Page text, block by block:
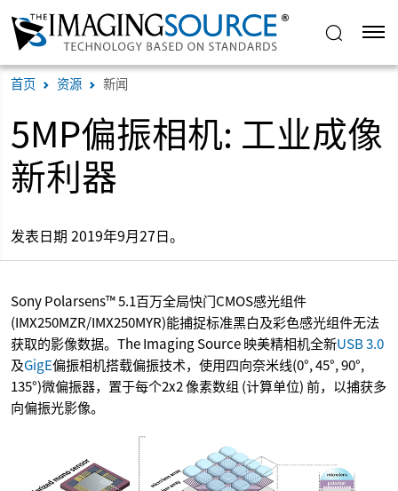
首页 资源 新闻
5MP偏振相机: 工业成像
新利器
发表日期 2019年9月27日。
Sony Polarsens™ 5.1百万全局快门CMOS感光组件
(IMX250MZR/IMX250MYR)能捕捉标准黑白及彩色感光组件无法
获取的影像数据。The Imaging Source 映美精相机全新USB 3.0
及GigE偏振相机搭载偏振技术，使用四向奈米线(0°, 45°, 90°,
135°)微偏振器，置于每个2x2 像素数组 (计算单位) 前，以捕获多
向偏振光影像。